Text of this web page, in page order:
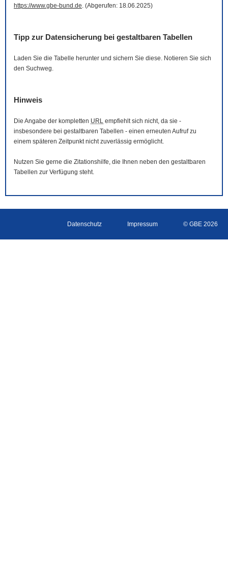
https://www.gbe-bund.de. (Abgerufen: 18.06.2025)
Tipp zur Datensicherung bei gestaltbaren Tabellen
Laden Sie die Tabelle herunter und sichern Sie diese. Notieren Sie sich
den Suchweg.
Hinweis
Die Angabe der kompletten URL empfiehlt sich nicht, da sie -
insbesondere bei gestaltbaren Tabellen - einen erneuten Aufruf zu
einem späteren Zeitpunkt nicht zuverlässig ermöglicht.
Nutzen Sie gerne die Zitationshilfe, die Ihnen neben den gestaltbaren
Tabellen zur Verfügung steht.
Datenschutz Impressum © GBE 2026